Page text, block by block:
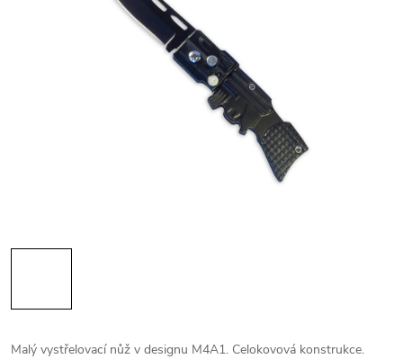
Malý vystřelovací nůž v designu M4A1. Celokovová konstrukce.